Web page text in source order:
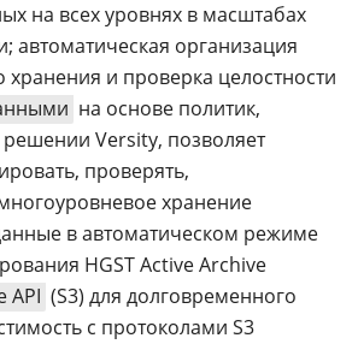
на всех уровнях в масштабах
автоматическая организация
хранения и проверка целостности
на основе политик,
Versity, позволяет
проверять,
хранение
в автоматическом режиме
HGST Active Archive
API (S3) для долговременного
с протоколами S3